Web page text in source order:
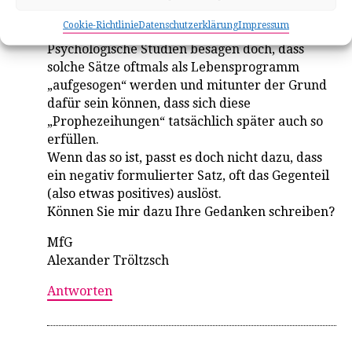
Cookie-RichtlinieDatenschutzerklärungImpressum
nichts Gescheites.“
Psychologische Studien besagen doch, dass
solche Sätze oftmals als Lebensprogramm
„aufgesogen“ werden und mitunter der Grund
dafür sein können, dass sich diese
„Prophezeihungen“ tatsächlich später auch so
erfüllen.
Wenn das so ist, passt es doch nicht dazu, dass
ein negativ formulierter Satz, oft das Gegenteil
(also etwas positives) auslöst.
Können Sie mir dazu Ihre Gedanken schreiben?
MfG
Alexander Tröltzsch
Antworten